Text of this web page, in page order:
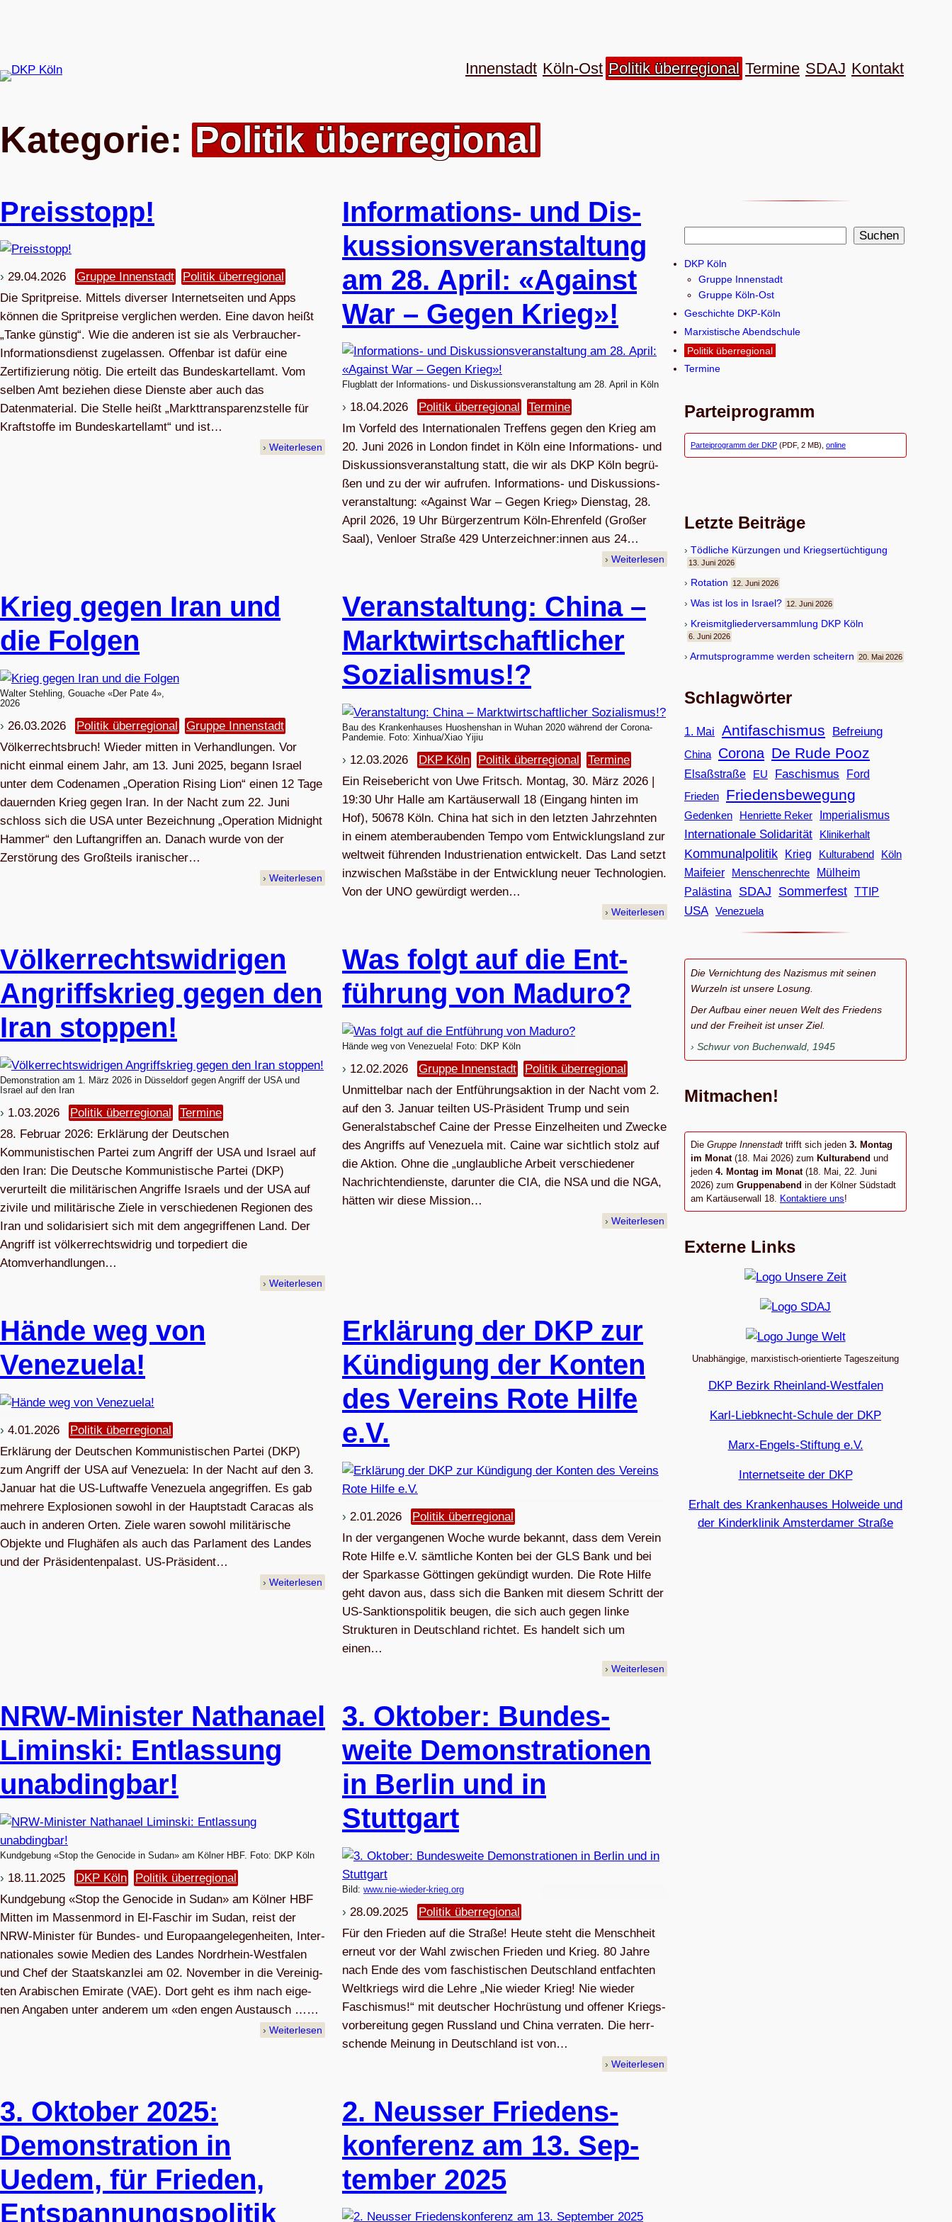
Innenstadt Köln-Ost Politik überregional Termine SDAJ Kon­takt
Kategorie: Politik überregional
Preis­stopp!
29.04.2026 Gruppe Innenstadt
Politik überregional
Die Spritpreise. Mittels diverser Internetseiten und Apps
können die Spritpreise verglichen werden. Eine davon heißt
„Tanke günstig“. Wie die anderen ist sie als Verbraucher-
Informationsdienst zugelassen. Offenbar ist dafür eine
Zertifizierung nötig. Die erteilt das Bundeskartellamt. Vom
selben Amt beziehen diese Dienste aber auch das
Datenmaterial. Die Stelle heißt „Markttransparenzstelle für
Kraftstoffe im Bundeskartellamt“ und ist…
Weiterlesen
Infor­ma­ti­ons- und Dis­
kus­si­ons­ver­an­stal­tung
am 28. April: «Against
War – Gegen Krieg»!
Flugblatt der Informations- und Diskussionsveranstaltung am 28. April in Köln
18.04.2026 Politik überregional
Termine
Im Vor­feld des Inter­na­tio­na­len Tref­fens gegen den Krieg am
20. Juni 2026 in Lon­don fin­det in Köln eine Infor­ma­ti­ons- und
Dis­kus­si­ons­ver­an­stal­tung statt, die wir als DKP Köln begrü­
ßen und zu der wir aufrufen. Infor­ma­ti­ons- und Dis­kus­si­ons­
ver­an­stal­tung: «Against War – Gegen Krieg» Diens­tag, 28.
April 2026, 19 Uhr Bür­ger­zen­trum Köln-Ehren­feld (Gro­ßer
Saal), Ven­loer Straße 429 Unterzeichner:innen aus 24…
Weiterlesen
Krieg gegen Iran und
die Folgen
Walter Stehling, Gouache «Der Pate 4»,
2026
26.03.2026 Politik überregional
Gruppe Innenstadt
Völkerrechtsbruch! Wieder mitten in Verhandlungen. Vor
nicht einmal einem Jahr, am 13. Juni 2025, begann Israel
unter dem Codenamen „Operation Rising Lion“ einen 12 Tage
dauernden Krieg gegen Iran. In der Nacht zum 22. Juni
schloss sich die USA unter Bezeichnung „Operation Midnight
Hammer“ den Luftangriffen an. Danach wurde von der
Zerstörung des Großteils iranischer…
Weiterlesen
Ver­an­stal­tung: China –
Markt­wirt­schaft­li­cher
Sozialismus!?
Bau des Krankenhauses Huoshenshan in Wuhan 2020 während der Corona-
Pandemie. Foto: Xinhua/Xiao Yijiu
12.03.2026 DKP Köln Politik überregional
Termine
Ein Reisebericht von Uwe Fritsch. Montag, 30. März 2026 |
19:30 Uhr Halle am Kartäuserwall 18 (Eingang hinten im
Hof), 50678 Köln. China hat sich in den letzten Jahrzehnten
in einem atemberaubenden Tempo vom Entwicklungsland zur
weltweit führenden Industrienation entwickelt. Das Land setzt
inzwischen Maßstäbe in der Entwicklung neuer Technologien.
Von der UNO gewürdigt werden…
Weiterlesen
Völ­ker­rechts­wid­ri­gen
Angriffs­krieg gegen den
Iran stoppen!
Demonstration am 1. März 2026 in Düsseldorf gegen Angriff der USA und
Israel auf den Iran
1.03.2026 Politik überregional
Termine
28. Februar 2026: Erklärung der Deutschen
Kommunistischen Partei zum Angriff der USA und Israel auf
den Iran: Die Deutsche Kommunistische Partei (DKP)
verurteilt die militärischen Angriffe Israels und der USA auf
zivile und militärische Ziele in verschiedenen Regionen des
Iran und solidarisiert sich mit dem angegriffenen Land. Der
Angriff ist völkerrechtswidrig und torpediert die
Atomverhandlungen…
Weiterlesen
Was folgt auf die Ent­
füh­rung von Maduro?
Hände weg von Venezuela! Foto: DKP Köln
12.02.2026 Gruppe Innenstadt
Politik überregional
Unmittelbar nach der Entführungsaktion in der Nacht vom 2.
auf den 3. Januar teilten US-Präsident Trump und sein
Generalstabschef Caine der Presse Einzelheiten und Zwecke
des Angriffs auf Venezuela mit. Caine war sichtlich stolz auf
die Aktion. Ohne die „unglaubliche Arbeit verschiedener
Nachrichtendienste, darunter die CIA, die NSA und die NGA,
hätten wir diese Mission…
Weiterlesen
Hände weg von
Venezuela!
4.01.2026
Politik überregional
Erklärung der Deutschen Kommunistischen Partei (DKP)
zum Angriff der USA auf Venezuela: In der Nacht auf den 3.
Januar hat die US-Luftwaffe Venezuela angegriffen. Es gab
mehrere Explosionen sowohl in der Hauptstadt Caracas als
auch in anderen Orten. Ziele waren sowohl militärische
Objekte und Flughäfen als auch das Parlament des Landes
und der Präsidentenpalast. US-Präsident…
Weiterlesen
Erklä­rung der DKP zur
Kün­di­gung der Kon­ten
des Ver­eins Rote Hilfe
e.V.
2.01.2026
Politik überregional
In der vergangenen Woche wurde bekannt, dass dem Verein
Rote Hilfe e.V. sämtliche Konten bei der GLS Bank und bei
der Sparkasse Göttingen gekündigt wurden. Die Rote Hilfe
geht davon aus, dass sich die Banken mit diesem Schritt der
US-Sanktionspolitik beugen, die sich auch gegen linke
Strukturen in Deutschland richtet. Es handelt sich um
einen…
Weiterlesen
NRW-Minis­ter Natha­nael
Lim­in­ski: Ent­las­sung
unabdingbar!
Kundgebung «Stop the Genocide in Sudan» am Kölner HBF. Foto: DKP Köln
18.11.2025 DKP Köln
Politik überregional
Kund­ge­bung «Stop the Geno­cide in Sudan» am Köl­ner HBF
Mit­ten im Mas­sen­mord in El-Faschir im Sudan, reist der
NRW-Minis­ter für Bun­des- und Euro­pa­an­ge­le­gen­hei­ten, Inter­
na­tio­na­les sowie Medien des Lan­des Nord­rhein-West­fa­len
und Chef der Staats­kanz­lei am 02. Novem­ber in die Ver­ei­nig­
ten Ara­bi­schen Emi­rate (VAE). Dort geht es ihm nach eige­
nen Anga­ben unter ande­rem um «den engen Aus­tausch ……
Weiterlesen
3. Okto­ber: Bun­des­
weite Demons­tra­tio­nen
in Ber­lin und in
Stuttgart
Bild: www.nie-wieder-krieg.org
28.09.2025
Politik überregional
Für den Frie­den auf die Straße! Heute steht die Mensch­heit
erneut vor der Wahl zwi­schen Frie­den und Krieg. 80 Jahre
nach Ende des vom faschis­ti­schen Deutsch­land ent­fach­ten
Welt­kriegs wird die Lehre „Nie wie­der Krieg! Nie wie­der
Faschis­mus!“ mit deut­scher Hoch­rüs­tung und offe­ner Kriegs­
vor­be­rei­tung gegen Russ­land und China ver­ra­ten. Die herr­
schende Mei­nung in Deutsch­land ist von…
Weiterlesen
3. Okto­ber 2025:
Demons­tra­tion in
Uedem, für Frie­den,
Ent­span­nungs­po­li­tik
2. Neus­ser Frie­dens­
kon­fe­renz am 13. Sep­
tem­ber 2025
h
e
n
Suchen
DKP Köln
Gruppe Innenstadt
Gruppe Köln-Ost
Geschichte DKP-Köln
Marxistische Abendschule
Politik überregional
Termine
Parteiprogramm
Parteiprogramm der DKP (PDF, 2 MB), online
Letzte Beiträge
Töd­li­che Kür­zun­gen und Kriegsertüchtigung
13. Juni 2026
Rota­tion 12. Juni 2026
Was ist los in Israel? 12. Juni 2026
Kreis­mit­glie­der­ver­samm­lung DKP Köln
6. Juni 2026
Armuts­pro­gramme wer­den scheitern 20. Mai 2026
Schlagwörter
1. Mai Antifaschismus Befreiung
China Corona De Rude Pooz
Elsaßstraße EU Faschismus
Ford
Frieden
Friedensbewegung
Gedenken Henriette Reker Imperialismus
Internationale Solidarität Klinikerhalt
Kommunalpolitik Krieg Kulturabend
Köln
Maifeier
Menschenrechte
Mülheim
Palästina
SDAJ Sommerfest TTIP
USA Venezuela
Die Vernichtung des Nazismus mit seinen
Wurzeln ist unsere Losung.
Der Aufbau einer neuen Welt des Friedens
und der Freiheit ist unser Ziel.
Schwur von Buchenwald, 1945
Mitmachen!
Die Gruppe Innenstadt trifft sich jeden 3. Montag
im Monat (18. Mai 2026) zum Kulturabend und
jeden 4. Montag im Monat(18. Mai, 22. Juni
2026) zum Gruppenabend in der Kölner Südstadt
am Kartäuserwall 18.
Kontaktiere uns!
Externe Links
Unabhängige, marxistisch-orientierte Tageszeitung
DKP Bezirk Rheinland-Westfalen
Karl-Liebknecht-Schule der DKP
Marx-Engels-Stiftung e.V.
Internetseite der DKP
Erhalt des Krankenhauses Holweide und
der Kinderklinik Amsterdamer Straße